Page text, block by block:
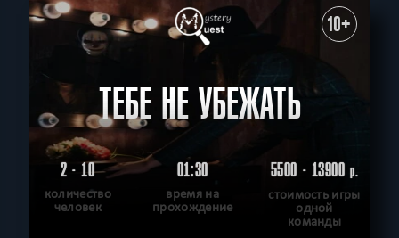
10+
ТЕБЕ НЕ УБЕЖАТЬ
2 - 10
количество
человек
01:30
время на
прохождение
5500 - 13900р.
стоимость игры
одной
команды